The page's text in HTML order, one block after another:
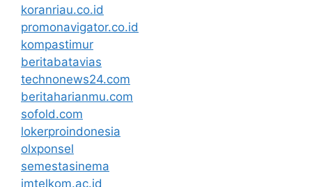
koranriau.co.id
promonavigator.co.id
kompastimur
beritabatavias
technonews24.com
beritaharianmu.com
sofold.com
lokerproindonesia
olxponsel
semestasinema
imtelkom.ac.id